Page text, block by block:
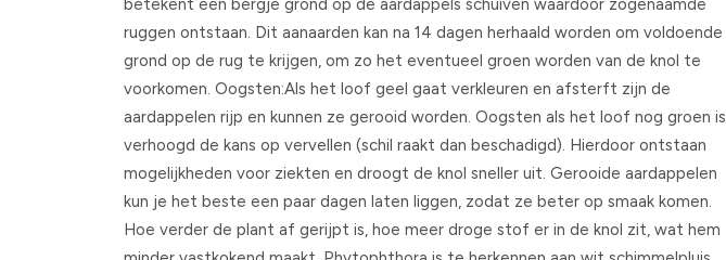
betekent een bergje grond op de aardappels schuiven waardoor zogenaamde
ruggen ontstaan. Dit aanaarden kan na 14 dagen herhaald worden om voldoende
grond op de rug te krijgen, om zo het eventueel groen worden van de knol te
voorkomen. Oogsten:Als het loof geel gaat verkleuren en afsterft zijn de
aardappelen rijp en kunnen ze gerooid worden. Oogsten als het loof nog groen is
verhoogd de kans op vervellen (schil raakt dan beschadigd). Hierdoor ontstaan
mogelijkheden voor ziekten en droogt de knol sneller uit. Gerooide aardappelen
kun je het beste een paar dagen laten liggen, zodat ze beter op smaak komen.
Hoe verder de plant af gerijpt is, hoe meer droge stof er in de knol zit, wat hem